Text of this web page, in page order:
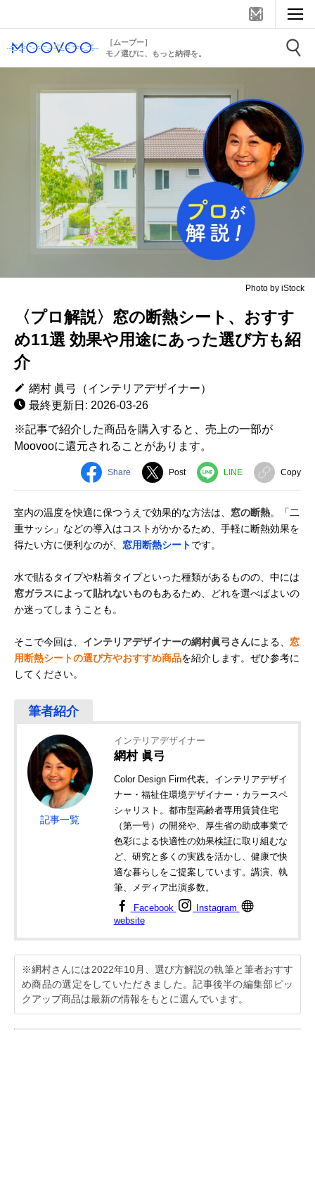
［ムーブー］
モノ選びに、もっと納得を。
Photo by iStock
〈プロ解説〉窓の断熱シート、おすす
め11選 効果や用途にあった選び方も紹
介
網村 眞弓（インテリアデザイナー）
最終更新日: 2026-03-26
※記事で紹介した商品を購入すると、売上の一部が
Moovooに還元されることがあります。
Share Post LINE Copy
室内の温度を快適に保つうえで効果的な方法は、 窓の断熱。「二
重サッシ」などの導入はコストがかかるため、手軽に断熱効果を
得たい方に便利なのが、 窓用断熱シートです。
水で貼るタイプや粘着タイプといった種類があるものの、中には
窓ガラスによって貼れないものもあるため、どれを選べばよいの
か迷ってしまうことも。
そこで今回は、 インテリアデザイナーの網村眞弓さんによる、 窓
用断熱シートの選び方やおすすめ商品を紹介します。ぜひ参考に
してください。
記事一覧
インテリアデザイナー
網村 眞弓
Color Design Firm代表。インテリアデザイ
ナー・福祉住環境デザイナー・カラースペ
シャリスト。都市型高齢者専用賃貸住宅
（第一号）の開発や、厚生省の助成事業で
色彩による快適性の効果検証に取り組むな
ど、研究と多くの実践を活かし、健康で快
適な暮らしをご提案しています。講演、執
筆、メディア出演多数。
Facebook
Instagram
website
※網村さんには2022年10月、選び方解説の執筆と筆者おすす
め商品の選定をしていただきました。記事後半の編集部ピッ
クアップ商品は最新の情報をもとに選んでいます。